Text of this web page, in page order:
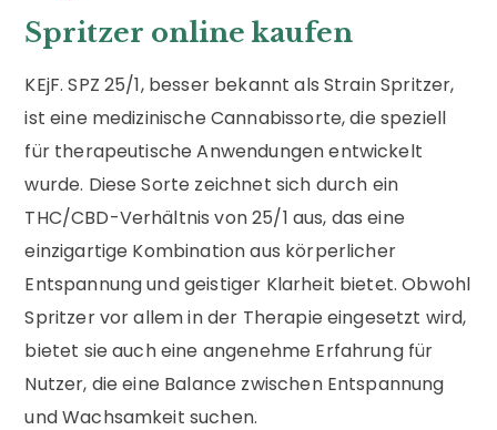
Spritzer online kaufen
KEjF. SPZ 25/1, besser bekannt als Strain Spritzer,
ist eine medizinische Cannabissorte, die speziell
für therapeutische Anwendungen entwickelt
wurde. Diese Sorte zeichnet sich durch ein
THC/CBD-Verhältnis von 25/1 aus, das eine
einzigartige Kombination aus körperlicher
Entspannung und geistiger Klarheit bietet. Obwohl
Spritzer vor allem in der Therapie eingesetzt wird,
bietet sie auch eine angenehme Erfahrung für
Nutzer, die eine Balance zwischen Entspannung
und Wachsamkeit suchen.